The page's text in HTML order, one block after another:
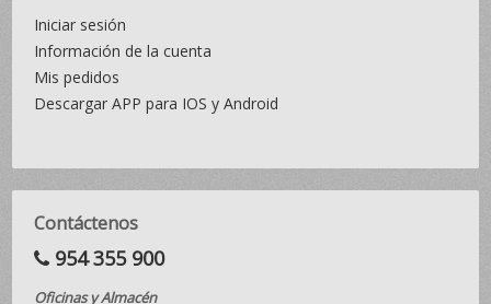
Iniciar sesión
Información de la cuenta
Mis pedidos
Descargar APP para IOS y Android
Contáctenos
954 355 900
Oficinas y Almacén